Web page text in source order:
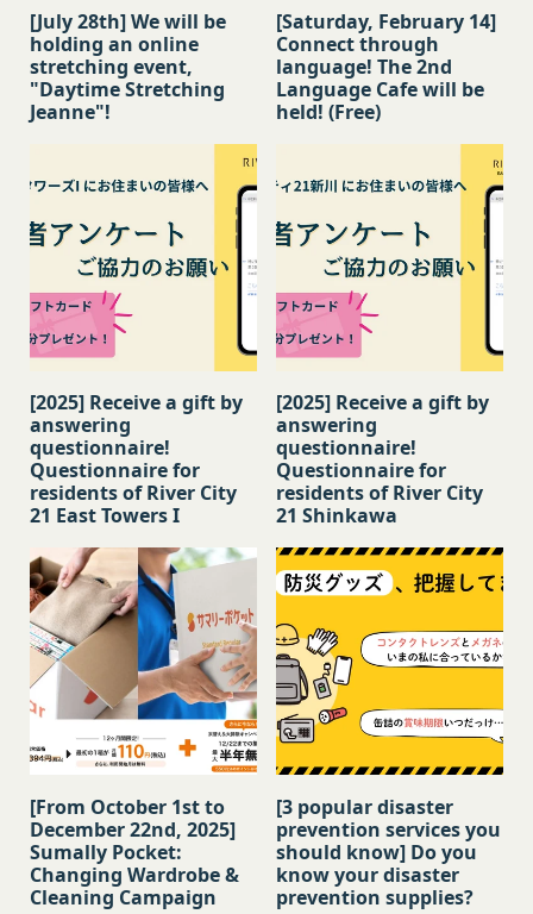
[July 28th] We will be
holding an online
stretching event,
"Daytime Stretching
Jeanne"!
[Saturday, February 14]
Connect through
language! The 2nd
Language Cafe will be
held! (Free)
[2025] Receive a gift by
answering
questionnaire!
Questionnaire for
residents of River City
21 East Towers I
[2025] Receive a gift by
answering
questionnaire!
Questionnaire for
residents of River City
21 Shinkawa
[From October 1st to
December 22nd, 2025]
Sumally Pocket:
Changing Wardrobe &
Cleaning Campaign
[3 popular disaster
prevention services you
should know] Do you
know your disaster
prevention supplies?
スなど、お客様が提供することを選択したその他の
あらゆる情報を取得する場合があります。
位置情報
お客様が、端末または携帯端末上で当社のサービス
を利用し、そこで位置情報を提供することを認めた
場合、当社は、お客様の位置情報を取得することが
あります。通常はお客様のブラウザや端末の設定に
より無効にすることができますが、無効にした場合
には当社のサービスの一部が利用できなくなくなる
ことがあります。
お客様のアクションに関する情報
お客様が、当社のサービスを利用する際、直接当社
に提供した情報および当社のサービスを提供してい
当社は取得・保管することがあります。お客様のサ
ービスご利用状況、他の利用者との交流に関する情
報も取得することがあります。
外部サービスとの連携により取得する情報
外部サービスでお客様が利用するIDおよびその他
外部サービスのプライバシー設定によりお客様が提
携先に開示を認めた情報を取得することがありま
す。
取得した個人情報等の利用目的
当社は、お客様からご提供いただいたお客様情報
を、当社各サービスの利用規約において定める利用
目的の範囲内で利用します。
Cookie（クッキー）について
当社は、お客様にとってより使いやすく、より価値
ある情報を提供するためにCookie(以下「クッキ
ー」といいます。これに類似の技術を含みます。)
を使用することがあります。
クッキーは、ウェブサイトを利用されたときにご利
「会員登録」
第4条に規定する方法に従って、登録希望者が行う
本サービスの利用登録をいいます。
「登録情報」
登録希望者及び利用者が会員登録時に登録した当社
が定める情報、本サービス利用中に当社が必要と判
断して登録を求めた情報及びこれらの情報について
利用者自身が追加、変更を行った場合の当該情報を
いいます。
「アカウント」
各会員が保有する、本サービスの利用に関する権利
の総体をいいます。
「パスワード」
登録情報と組み合わせて、会員とその他の者とを識
別するために用いられる符号をいいます。
「提携パートナー」
当社との間で締結する契約に基づき、本サービスと
す。）を提供し、又はその運営を行う者をいいま
す。
第2条（総則・適用範囲）
本規約は、会員と当社間において本サービスの利用
に関し適用され、登録手続き完了後の本サービスの
提供条件及び当社と会員との権利義務関係を定める
ものです。
当社が、当社ウェブサイト上に本サービスに関する
個別規定や追加規定を掲載する場合、又は第11条
に定める方法により本サービスに関するルール等を
発信する場合、それらは本規約の一部を構成するも
のとし、個別規定、追加規定又はルール等が本規約